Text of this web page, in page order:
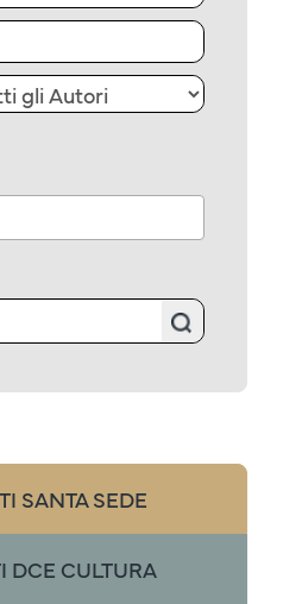
SANTA SEDE
DCE CULTURA